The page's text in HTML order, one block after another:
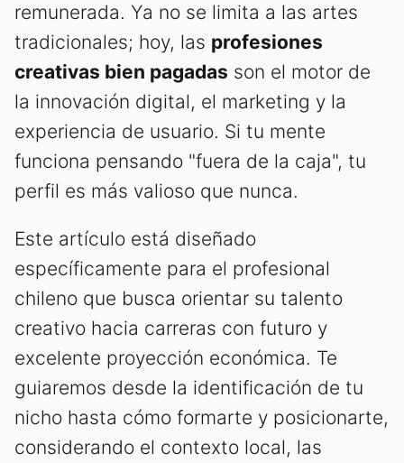
remunerada. Ya no se limita a las artes
tradicionales; hoy, las profesiones
creativas bien pagadas son el motor de
la innovación digital, el marketing y la
experiencia de usuario. Si tu mente
funciona pensando "fuera de la caja", tu
perfil es más valioso que nunca.
Este artículo está diseñado
específicamente para el profesional
chileno que busca orientar su talento
creativo hacia carreras con futuro y
excelente proyección económica. Te
guiaremos desde la identificación de tu
nicho hasta cómo formarte y posicionarte,
considerando el contexto local, las